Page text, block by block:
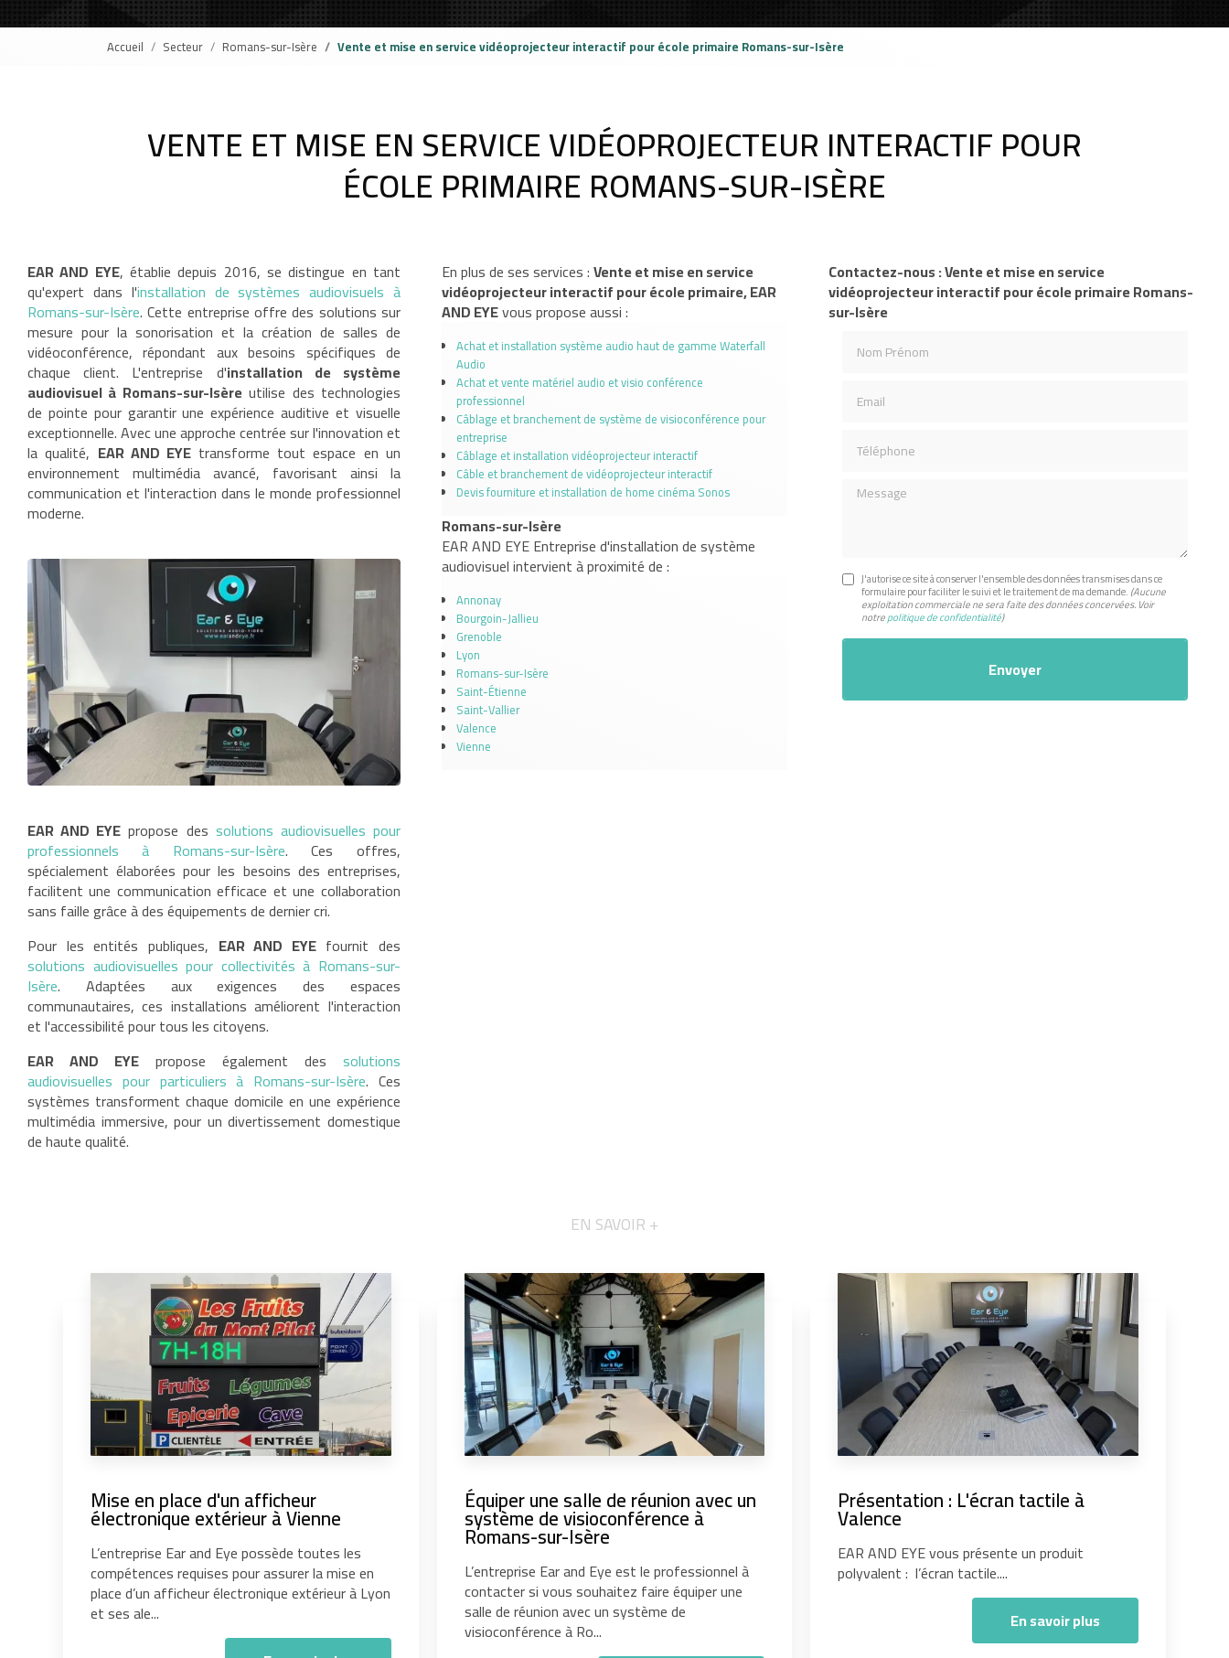
Accueil Secteur Romans-sur-Isère Vente et mise en service vidéoprojecteur interactif pour école primaire Romans-sur-Isère
VENTE ET MISE EN SERVICE VIDÉOPROJECTEUR INTERACTIF POUR
ÉCOLE PRIMAIRE ROMANS-SUR-ISÈRE
EAR AND EYE, établie depuis 2016, se distingue en tant
qu'expert dans l'installation de systèmes audiovisuels à
Romans-sur-Isère. Cette entreprise offre des solutions sur
mesure pour la sonorisation et la création de salles de
vidéoconférence, répondant aux besoins spécifiques de
chaque client. L'entreprise d'installation de système
audiovisuel à Romans-sur-Isèreutilise des technologies
de pointe pour garantir une expérience auditive et visuelle
exceptionnelle. Avec une approche centrée sur l'innovation et
la qualité, EAR AND EYE transforme tout espace en un
environnement multimédia avancé, favorisant ainsi la
communication et l'interaction dans le monde professionnel
moderne.
EAR AND EYE propose des solutions audiovisuelles pour
professionnels à Romans-sur-Isère. Ces offres,
spécialement élaborées pour les besoins des entreprises,
facilitent une communication efficace et une collaboration
sans faille grâce à des équipements de dernier cri.
Pour les entités publiques, EAR AND EYEfournit des
solutions audiovisuelles pour collectivités à Romans-sur-
Isère. Adaptées aux exigences des espaces
communautaires, ces installations améliorent l'interaction
et l'accessibilité pour tous les citoyens.
EAR AND EYE propose également des solutions
audiovisuelles pour particuliers à Romans-sur-Isère. Ces
systèmes transforment chaque domicile en une expérience
multimédia immersive, pour un divertissement domestique
de haute qualité.
En plus de ses services :Vente et mise en service
vidéoprojecteur interactif pour école primaire, EAR
AND EYEvous propose aussi :
Achat et installation système audio haut de gamme Waterfall
Audio
Achat et vente matériel audio et visio conférence
professionnel
Câblage et branchement de système de visioconférence pour
entreprise
Câblage et installation vidéoprojecteur interactif
Câble et branchement de vidéoprojecteur interactif
Devis fourniture et installation de home cinéma Sonos
Romans-sur-Isère
EAR AND EYE Entreprise d'installation de système
audiovisuel intervient à proximité de :
Annonay
Bourgoin-Jallieu
Grenoble
Lyon
Romans-sur-Isère
Saint-Étienne
Saint-Vallier
Valence
Vienne
Contactez-nous : Vente et mise en service
vidéoprojecteur interactif pour école primaire Romans-
sur-Isère
Message
J'autorise ce site à conserver l'ensemble des données transmises dans ce
formulaire pour faciliter le suivi et le traitement de ma demande. (Aucune
exploitation commerciale ne sera faite des données concervées. Voir
notrepolitique de confidentialité)
EN SAVOIR +
Mise en place d'un afficheur
électronique extérieur à Vienne
L’entreprise Ear and Eye possède toutes les
compétences requises pour assurer la mise en
place d’un afficheur électronique extérieur à Lyon
et ses ale...
Équiper une salle de réunion avec un
système de visioconférence à
Romans-sur-Isère
L’entreprise Ear and Eye est le professionnel à
contacter si vous souhaitez faire équiper une
salle de réunion avec un système de
visioconférence à Ro...
Présentation : L'écran tactile à
Valence
EAR AND EYE vous présente un produit
polyvalent : l’écran tactile....
En savoir plus